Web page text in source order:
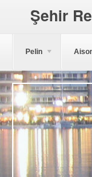
Şehir
Pelin